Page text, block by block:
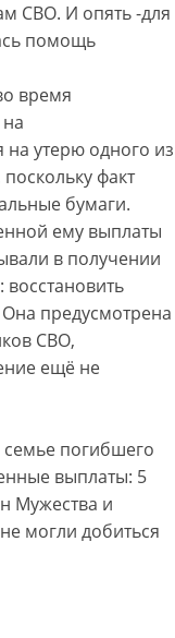
СВО. И опять -для
помощь
время
утерю одного из
факт
бумаги.
ему выплаты
в получении
восстановить
предусмотрена
СВО,
ещё не
погибшего
выплаты: 5
Мужества и
могли добиться